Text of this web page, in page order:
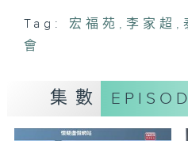
Tag: 宏福苑 , 李家超 ,
會
集數